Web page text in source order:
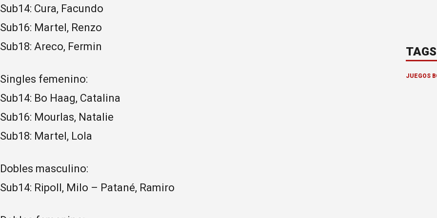
Sub14: Cura, Facundo
Sub16: Martel, Renzo
Sub18: Areco, Fermin
Singles femenino:
Sub14: Bo Haag, Catalina
Sub16: Mourlas, Natalie
Sub18: Martel, Lola
Dobles masculino:
Sub14: Ripoll, Milo – Patané, Ramiro
TAGS
JUEGOS